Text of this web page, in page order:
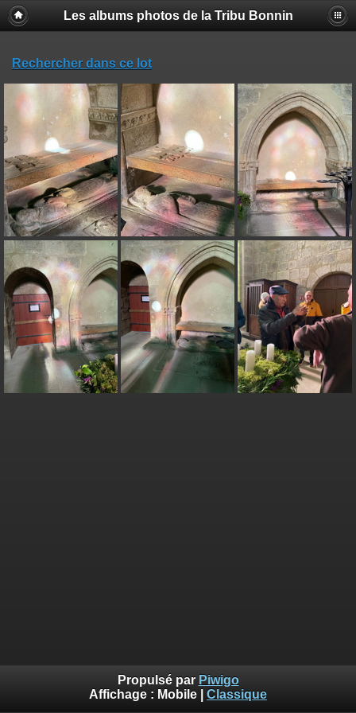
Les albums photos de la Tribu Bonnin
Rechercher dans ce lot
Propulsé par Piwigo
Affichage : Mobile Classique